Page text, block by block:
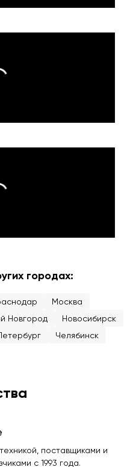
городах:
Москва
Новгород
Новосибирск
Челябинск
поставщиками и
с 1993 года.